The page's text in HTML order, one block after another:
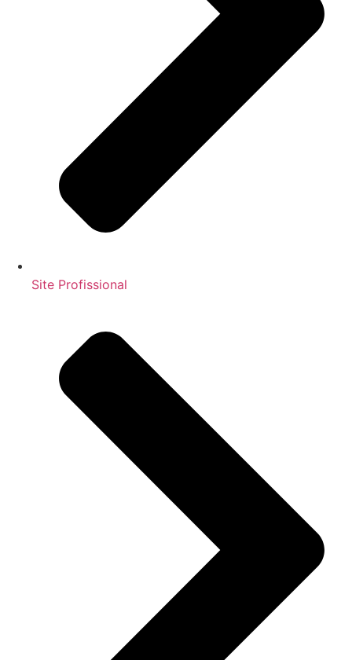
Site Profissional